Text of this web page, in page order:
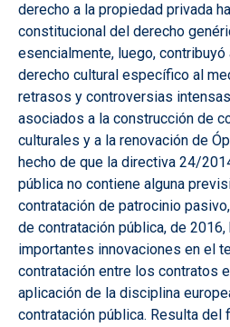
derecho a la propiedad privada
constitucional del derecho
esencialmente, luego, contribuyó
derecho cultural específico al
retrasos y controversias
asociados a la construcción de
culturales y a la renovación de
hecho de que la directiva 24/
pública no contiene alguna
contratación de patrocinio
de contratación pública, de
importantes innovaciones en el
contratación entre los contratos
aplicación de la disciplina
contratación pública. Resulta del